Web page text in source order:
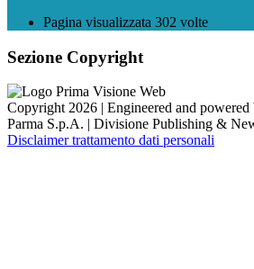
Pagina visualizzata 302 volte
Sezione Copyright
Copyright 2026 | Engineered and
Parma S.p.A. | Divisione Publishing &
Disclaimer trattamento dati personali